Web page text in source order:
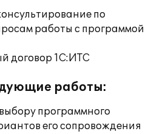
по
работы с программой
договор 1С:ИТС
работы:
программного
его сопровождения